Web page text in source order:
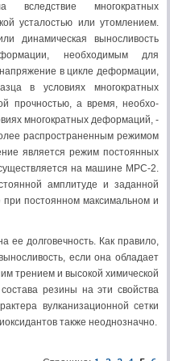
вследствие многократных
усталостью или утомлением.
динамическая выносливость
необходимым для
в цикле деформации,
в условиях много­кратных
прочностью, а время, необхо­
многократных деформаций, -
распространенным режимом
является режим постоянных
на маши­не МРС-2.
амплитуде и задан­ной
при постоянном максимальном и
ее долговечность. Как правило,
если она обладает
трением и вы­сокой химической
резины на эти свойства
вулканизационной сетки
также неоднозначно.